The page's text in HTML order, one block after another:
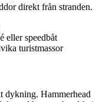
direkt från stranden.
eller speedbåt
turistmassor
dykning. Hammerhead